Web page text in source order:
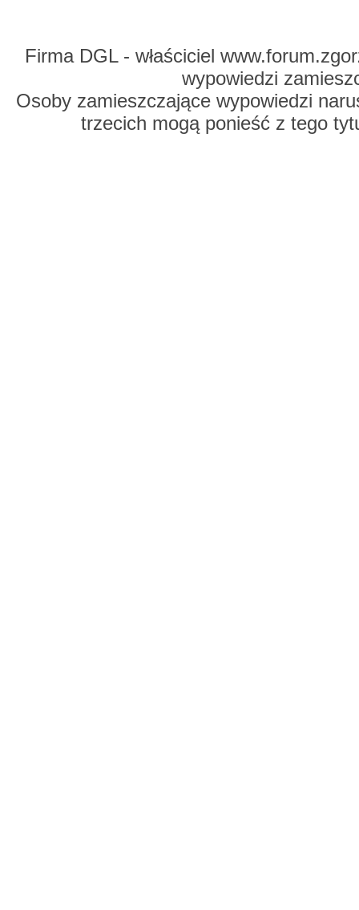
Firma DGL - właściciel
wypowiedzi
Osoby zamieszczające wypowiedzi
trzecich mogą ponieść z tego